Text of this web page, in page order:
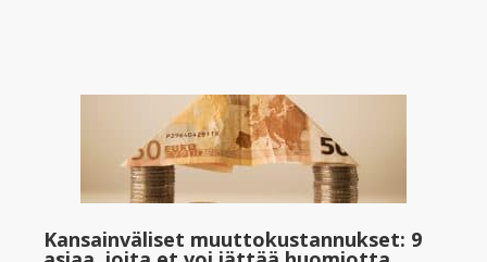
Kansainväliset muuttokustannukset: 9